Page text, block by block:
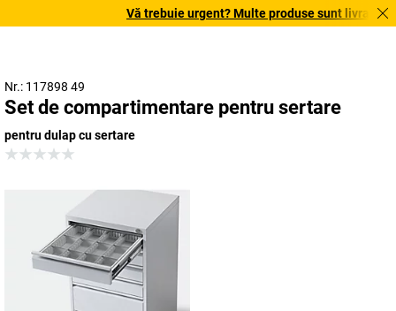
Vă trebuie urgent? Multe produse sunt livrate în
Nr.: 117898 49
Set de compartimentare pentru sertare
pentru dulap cu sertare